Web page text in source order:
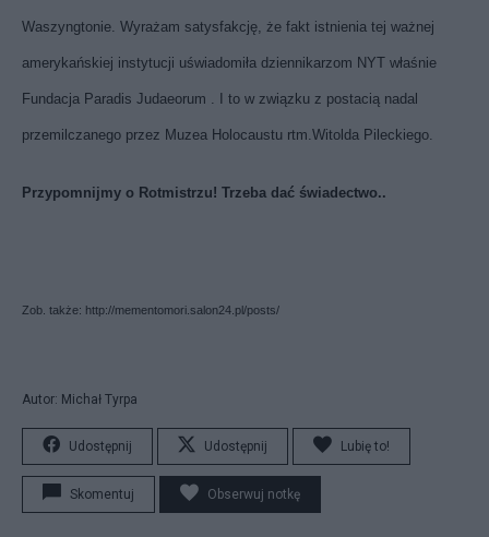
Waszyngtonie. Wyrażam satysfakcję, że fakt istnienia tej ważnej
amerykańskiej instytucji uświadomiła dziennikarzom NYT właśnie
Fundacja Paradis Judaeorum . I to w związku z postacią nadal
przemilczanego przez Muzea Holocaustu rtm.Witolda Pileckiego.
Przypomnijmy o Rotmistrzu! Trzeba dać świadectwo..
Zob. także: http://mementomori.salon24.pl/posts/
Autor: Michał Tyrpa
Udostępnij Udostępnij Lubię to!
Skomentuj Obserwuj notkę